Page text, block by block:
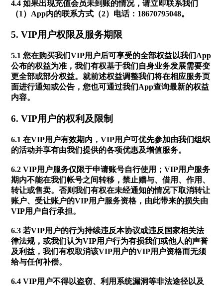
4.4 如果出现充值会员未到账的情况，请立即联系我们
（1）App内的联系方式（2）电话： 18670795048。
5. VIP用户权限及服务期限
5.1 您在购买我们VIP用户后可享受的全部权益以我们App
公布的权益为准，我们有权基于我们自身业务发展需要变
更全部或部分权益。就前述权益调整我们将在相应服务页
面进行通知或公告，您也可通过我们App查询最新的权益
内容。
6. VIP用户的权利及限制
6.1 在VIP用户有效期内，VIP用户可优先参加由我们组织
的活动并享有由我们提供的各项优惠及增值服务。
6.2 VIP用户服务仅限于申请账号自行使用；VIP用户服务
期内不能在我们帐号之间转移，禁止赠与、借用、作用、
转让或售卖。否则我们有权在未经通知的情况下取消转让
账户、受让账户的VIP用户服务资格，由此带来的损失由
VIP用户自行承担。
6.3 若VIP用户的行为持续违反本协议或违反国家相关法
律法规，或我们认为VIP用户行为有损我们或他人的声誉
及利益，我们有权取消该VIP用户的VIP用户资格而无须
给与任何补偿。
6.4 VIP用户不得以盗窃、利用系统漏洞等非法途径以及